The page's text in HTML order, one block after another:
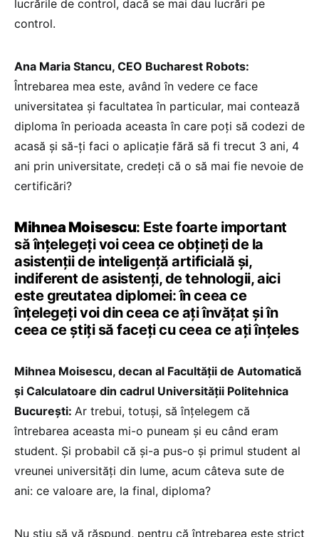
lucrările de control, dacă se mai dau lucrări pe
control.
Ana Maria Stancu, CEO Bucharest Robots:
Întrebarea mea este, având în vedere ce face
universitatea și facultatea în particular, mai contează
diploma în perioada aceasta în care poți să codezi de
acasă și să-ți faci o aplicație fără să fi trecut 3 ani, 4
ani prin universitate, credeți că o să mai fie nevoie de
certificări?
Mihnea Moisescu: Este foarte important
să înțelegeți voi ceea ce obțineți de la
asistenții de inteligență artificială și,
indiferent de asistenți, de tehnologii, aici
este greutatea diplomei: în ceea ce
înțelegeți voi din ceea ce ați învățat și în
ceea ce știți să faceți cu ceea ce ați înțeles
Mihnea Moisescu, decan al Facultății de Automatică
și Calculatoare din cadrul Universității Politehnica
București: Ar trebui, totuși, să înțelegem că
întrebarea aceasta mi-o puneam și eu când eram
student. Și probabil că și-a pus-o și primul student al
vreunei universități din lume, acum câteva sute de
ani: ce valoare are, la final, diploma?
Nu știu să vă răspund, pentru că întrebarea este strict